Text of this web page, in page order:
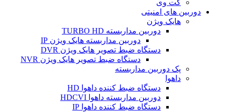
گت وی
دوربین های امنیتی
هایک ویژن
دوربین مداربسته TURBO HD
دوربین مداربسته هایک ویژن IP
دستگاه ضبط تصویر هایک ویژن DVR
دستگاه ضبط تصویر هایک ویژن NVR
پک دوربین مداربسته
داهوا
دستگاه ضبط کننده داهوا HD
دوربین مداربسته داهوا HDCVI
دستگاه ضبط کننده داهوا IP